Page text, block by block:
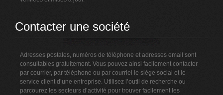
Contacter une société
Adresses postales, numéros de téléphone et adresses email sont
consultables gratuitement. Vous pouvez ainsi facilement contacter
par courrier, par téléphone ou par courriel le siège social et le
service client d’une entreprise. Utilisez l’outil de recherche ou
parcourez les secteurs d’activité pour trouver facilement les